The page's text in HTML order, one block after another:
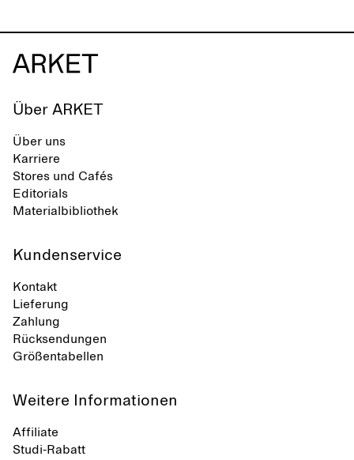
Über ARKET
Über uns
Karriere
Stores und Cafés
Editorials
Materialbibliothek
Kundenservice
Kontakt
Lieferung
Zahlung
Rücksendungen
Größentabellen
Weitere Informationen
Affiliate
Studi-Rabatt